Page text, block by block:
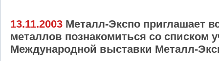
13.11.2003 Металл-Экспо приглашает
металлов познакомиться со списком
Международной выставки Металл-